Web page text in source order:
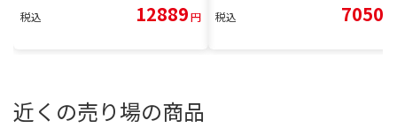
税込 12889円 税込 7050
近くの売り場の商品